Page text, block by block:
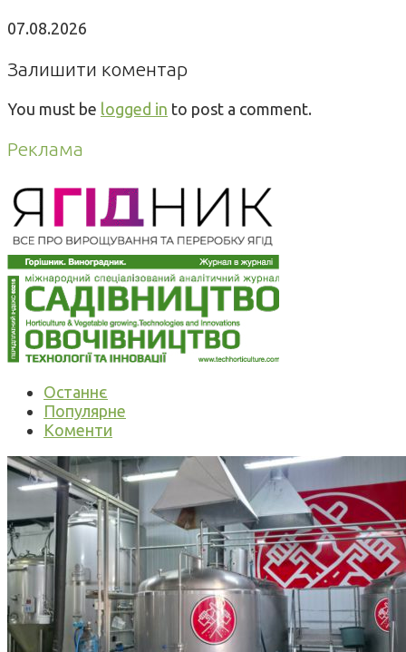
07.08.2026
Залишити коментар
You must be logged in to post a comment.
Реклама
Останнє
Популярне
Коменти